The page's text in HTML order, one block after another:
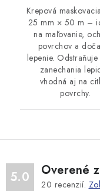
Krepová
25 mm × 50 m –
na maľovanie,
povrchov a
lepenie. Odstraňuje
zanechania
vhodná aj na
povrchy.
5.0 Overené
20 recenzií.